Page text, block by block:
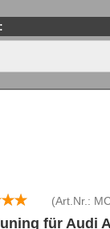
(Art.Nr.:
für Audi